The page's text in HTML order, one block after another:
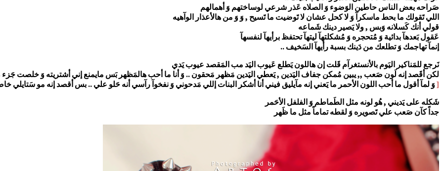
صَراحه بعض الناس حاطين الوَضوء وَ الصلاه عَذر شرعي لوساختهم وَ أهمالهم
اللي تَقولك ما بحط ماسكرآ وَ لا كحل عشان لا تَوضيت ما تَسيح , وَ وَ من هالأعذار الوآهيه
قولي أنك كَسلانه وَبس , ولا يَصير دينك شَماعه
عَقول بَعدهآ بدائية وَ مُتحجره وَ مُشكلتهآ ليتهآ تحتفظ برأيهآ لنفسهآ
إنمآ تهاجمك وَ تطلعك من دَينك بسبة رأيهآ السَخيف ..
نَرجع للمَناكير اليَوم بالأنستغرآم قَلت إن هاللون يَطلع عَيوب اليَد مب المَقصد عيوب يَدي
لكن أقَصد إنه لَون صَعب ,, يبين مُمكن جفاف اليَدين , يَعطي اليَدين مَظهر مَحقون .. وَ أنا ما أحب هالمَظهر بَس مايمنع إني أشتريته وَ خلصت جَزء
[وَ لمآ أقول ما أحب اللون الأحمر ما يَعني إنه مآيليق فيني أنا أشكر البنات إللي مَدحوني وَ نفخوآ رآسي أنه حَلو علي .. بس أقصد إنه مو سَتايلي
شَكله على يَديني , هُو لونه مثل الطَماطم وَ الفلفل الأحَمر
جداً كآن صَعب علي تَصويره وَ لقطه تماماً مثل ما ظَهر